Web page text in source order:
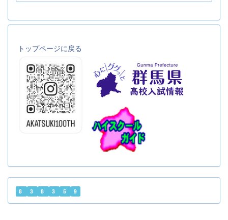
トップページに戻る
8 3 8 3 5 9